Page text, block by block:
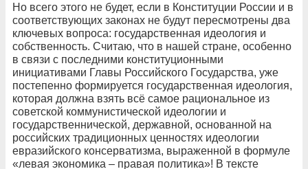
Но всего этого не будет, если в Конституции России и в
соответствующих законах не будут пересмотрены два
ключевых вопроса: государственная идеология и
собственность. Считаю, что в нашей стране, особенно
в связи с последними конституционными
инициативами Главы Российского Государства, уже
постепенно формируется государственная идеология,
которая должна взять всё самое рациональное из
советской коммунистической идеологии и
государственнической, державной, основанной на
российских традиционных ценностях идеологии
евразийского консерватизма, выраженной в формуле
«левая экономика – правая политика»! В тексте